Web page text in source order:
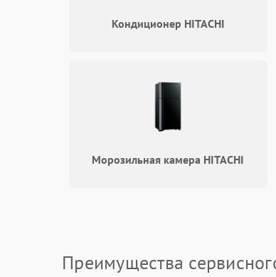
Кондиционер HITACHI
Морозильная камера HITACHI
Преимущества